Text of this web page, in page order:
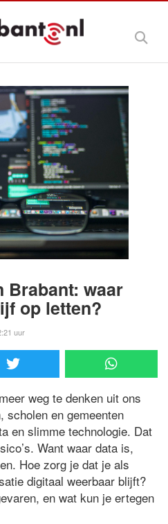
Brabant: waar
op letten?
uur
weg te denken uit ons
scholen en gemeenten
en slimme technologie. Dat
Want waar data is,
Hoe zorg je dat je als
digitaal weerbaar blijft?
en wat kun je ertegen